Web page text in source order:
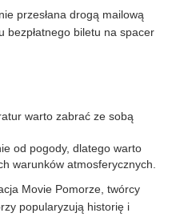
przesłana drogą mailową
bezpłatnego biletu na spacer
warto zabrać ze sobą
od pogody, dlatego warto
warunków atmosferycznych.
Movie Pomorze, twórcy
popularyzują historię i